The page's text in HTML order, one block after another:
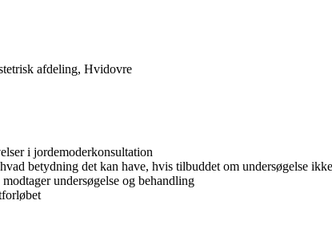
afdeling, Hvidovre
i jordemoderkonsultation
betydning det kan have, hvis tilbuddet om undersøgelse
undersøgelse og behandling